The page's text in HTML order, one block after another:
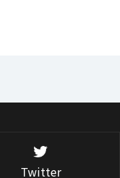
Twitter